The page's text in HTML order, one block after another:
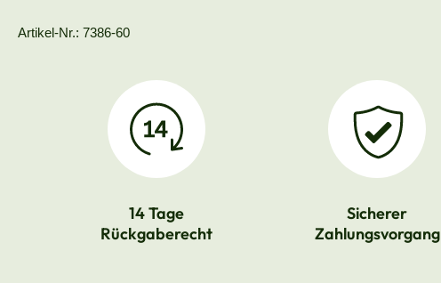
Artikel-Nr.: 7386-60
14 Tage
Rückgaberecht
Sicherer
Zahlungsvorgang